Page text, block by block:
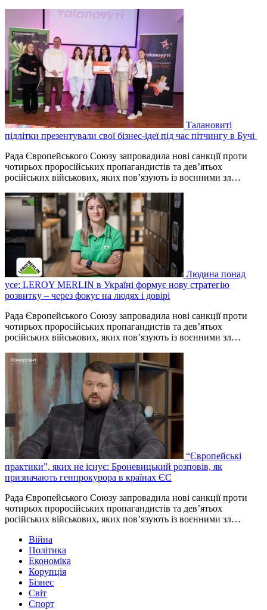
Талановиті
підлітки презентували свої бізнес-ідеї під час пітчингу в Бучі
Рада Європейського Союзу запровадила нові санкції проти
чотирьох проросійських пропагандистів та дев’ятьох
російських військових, яких пов’язують із воєнними зл…
Людина понад
усе: LEROY MERLIN в Україні формує нову стратегію
розвитку – через фокус на людях і довірі
Рада Європейського Союзу запровадила нові санкції проти
чотирьох проросійських пропагандистів та дев’ятьох
російських військових, яких пов’язують із воєнними зл…
“Європейські
практики”, яких не існує: Броневицький розповів, як
призначають генпрокурора в країнах ЄС
Рада Європейського Союзу запровадила нові санкції проти
чотирьох проросійських пропагандистів та дев’ятьох
російських військових, яких пов’язують із воєнними зл…
Війна
Політика
Економіка
Корупція
Бізнес
Світ
Спорт